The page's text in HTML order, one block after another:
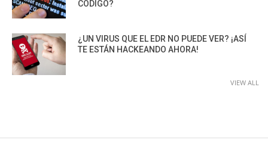
CÓDIGO?
¿UN VIRUS QUE EL EDR NO PUEDE VER? ¡ASÍ
TE ESTÁN HACKEANDO AHORA!
VIEW ALL